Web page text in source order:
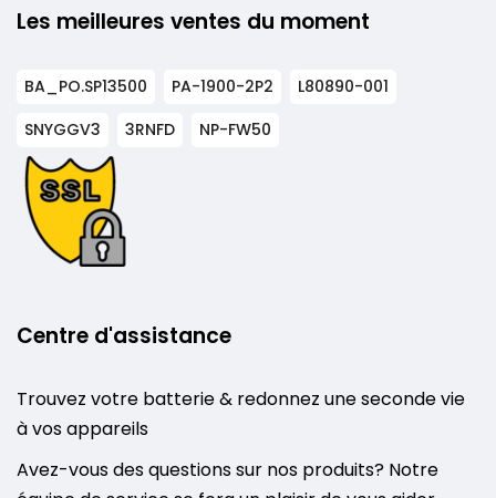
Les meilleures ventes du moment
BA_PO.SP13500 PA-1900-2P2
L80890-001
SNYGGV3
3RNFD NP-FW50
Centre d'assistance
Trouvez votre batterie & redonnez une seconde vie
à vos appareils
Avez-vous des questions sur nos produits? Notre